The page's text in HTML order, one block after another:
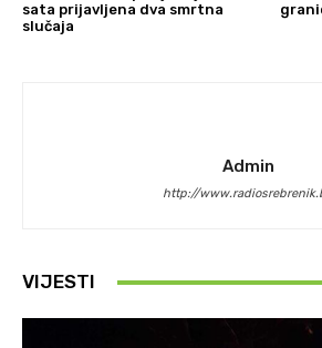
sata prijavljena dva smrtna
slučaja
Admin
http://
VIJESTI